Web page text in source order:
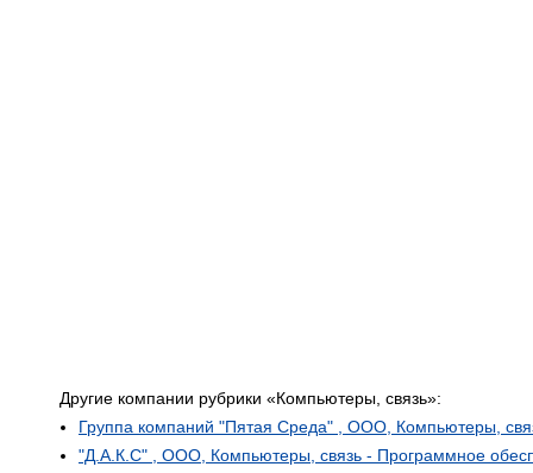
Другие компании рубрики «Компьютеры, связь»:
Группа компаний "Пятая Среда" , ООО, Компьютеры,
"Д.А.К.С" , ООО, Компьютеры, связь - Программное